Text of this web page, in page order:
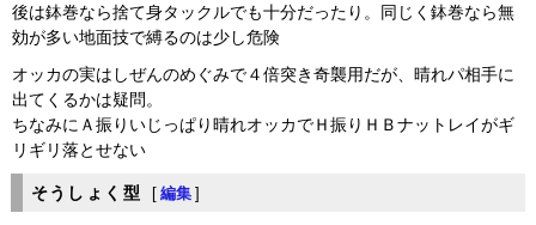
後は鉢巻なら捨て身タックルでも十分だったり。同じく鉢巻なら無
効が多い地面技で縛るのは少し危険
オッカの実はしぜんのめぐみで４倍突き奇襲用だが、晴れパ相手に
出てくるかは疑問。
ちなみにＡ振りいじっぱり晴れオッカでＨ振りＨＢナットレイがギ
リギリ落とせない
そうしょく型 [ 編集 ]